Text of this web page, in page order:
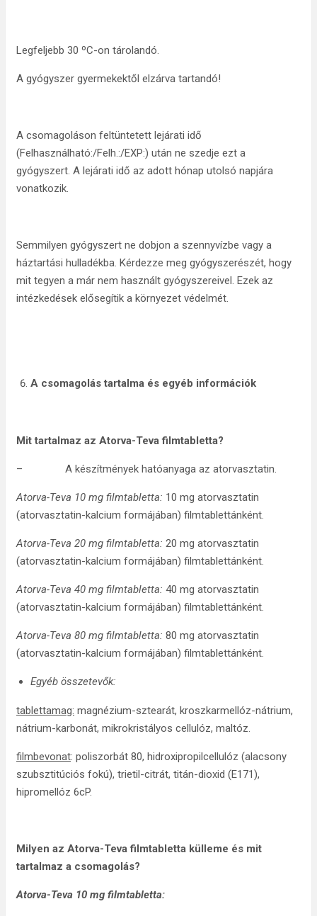
Legfeljebb 30 ºC-on tárolandó.
A gyógyszer gyermekektől elzárva tartandó!
A csomagoláson feltüntetett lejárati idő
(Felhasználható:/Felh.:/EXP:) után ne szedje ezt a
gyógyszert. A lejárati idő az adott hónap utolsó napjára
vonatkozik.
Semmilyen gyógyszert ne dobjon a szennyvízbe vagy a
háztartási hulladékba. Kérdezze meg gyógyszerészét, hogy
mit tegyen a már nem használt gyógyszereivel. Ezek az
intézkedések elősegítik a környezet védelmét.
A csomagolás tartalma és egyéb információk
Mit tartalmaz az Atorva-Teva filmtabletta?
– A készítmények hatóanyaga az atorvasztatin.
Atorva-Teva 10 mg filmtabletta: 10 mg atorvasztatin
(atorvasztatin-kalcium formájában) filmtablettánként.
Atorva-Teva 20 mg filmtabletta: 20 mg atorvasztatin
(atorvasztatin-kalcium formájában) filmtablettánként.
Atorva-Teva 40 mg filmtabletta: 40 mg atorvasztatin
(atorvasztatin-kalcium formájában) filmtablettánként.
Atorva-Teva 80 mg filmtabletta: 80 mg atorvasztatin
(atorvasztatin-kalcium formájában) filmtablettánként.
Egyéb összetevők:
tablettamag: magnézium-sztearát, kroszkarmellóz-nátrium,
nátrium-karbonát, mikrokristályos cellulóz, maltóz.
filmbevonat: poliszorbát 80, hidroxipropilcellulóz (alacsony
szubsztitúciós fokú), trietil-citrát, titán-dioxid (E171),
hipromellóz 6cP.
Milyen az Atorva-Teva filmtabletta külleme és mit
tartalmaz a csomagolás?
Atorva-Teva 10 mg filmtabletta: